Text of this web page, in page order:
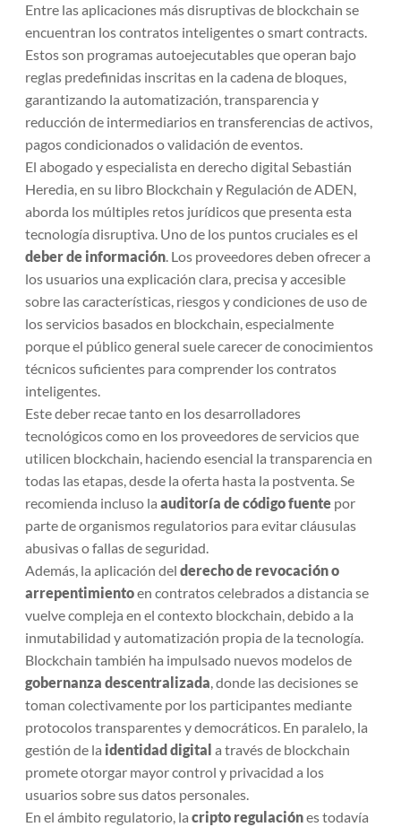
Entre las aplicaciones más disruptivas de blockchain se
encuentran los contratos inteligentes osmart contracts.
Estos son programas autoejecutables que operan bajo
reglas predefinidas inscritas en la cadena de bloques,
garantizando la automatización, transparencia y
reducción de intermediarios en transferencias de activos,
pagos condicionados o validación de eventos.
El abogado y especialista en derecho digital Sebastián
Heredia, en su libro Blockchain y Regulación de ADEN,
aborda los múltiples retos jurídicos que presenta esta
tecnología disruptiva. Uno de los puntos cruciales es el
deber de información. Los proveedores deben ofrecer a
los usuarios una explicación clara, precisa y accesible
sobre las características, riesgos y condiciones de uso de
los servicios basados en blockchain, especialmente
porque el público general suele carecer de conocimientos
técnicos suficientes para comprender los contratos
inteligentes.
Este deber recae tanto en los desarrolladores
tecnológicos como en los proveedores de servicios que
utilicen blockchain, haciendo esencial la transparencia en
todas las etapas, desde la oferta hasta la postventa. Se
recomienda incluso la auditoría de código fuente por
parte de organismos regulatorios para evitar cláusulas
abusivas o fallas de seguridad.
Además, la aplicación del derecho de revocación o
arrepentimientoen contratos celebrados a distancia se
vuelve compleja en el contexto blockchain, debido a la
inmutabilidad y automatización propia de la tecnología.
Blockchain también ha impulsado nuevos modelos de
gobernanza descentralizada, donde las decisiones se
toman colectivamente por los participantes mediante
protocolos transparentes y democráticos. En paralelo, la
gestión de la identidad digital a través de blockchain
promete otorgar mayor control y privacidad a los
usuarios sobre sus datos personales.
En el ámbito regulatorio, la cripto regulaciónes todavía